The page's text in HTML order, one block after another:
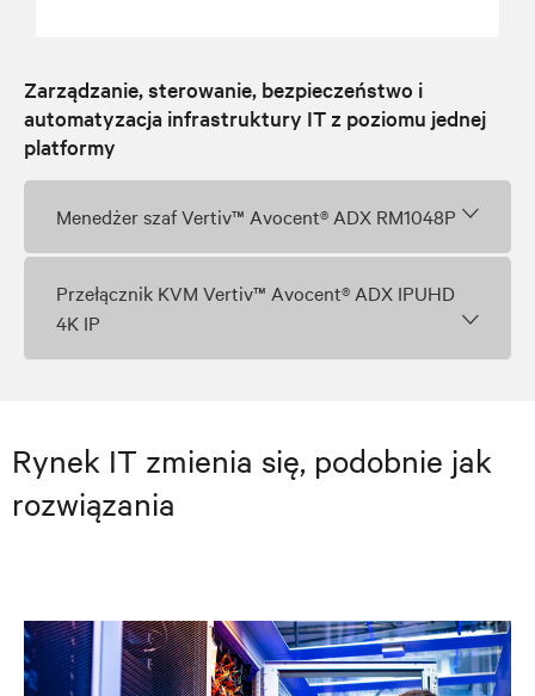
Zarządzanie, sterowanie, bezpieczeństwo i
automatyzacja infrastruktury IT z poziomu jednej
platformy
Menedżer szaf Vertiv™ Avocent® ADX RM1048P
Przełącznik KVM Vertiv™ Avocent® ADX IPUHD
4K IP
Rynek IT zmienia się, podobnie jak
rozwiązania